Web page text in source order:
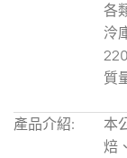
各
泠
質
產品介紹:
本
焙